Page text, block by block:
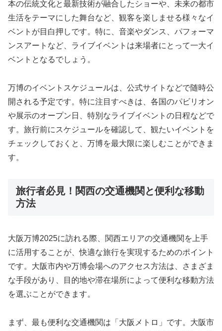
本の伝統文化と最新技術が融合したショーや、未来の都市
生活をテーマにした舞台など、観客を楽しませる様々なイ
ベントが目白押しです。特に、音楽やダンス、パフォーマ
ンスアートなど、ライブイベントは来場者にとって一大イ
ベントとなるでしょう。
万博のイベントスケジュールは、公式サイトなどで随時公
開される予定です。特に注目すべきは、各国のパビリオン
や展示のオープン日、特別なライブイベントの日程などで
す。旅行前にスケジュールを確認して、観たいイベントを
チェックしておくと、万博を最大限に楽しむことができま
す。
旅行者必見！関西の交通機関と便利な移動
方法
大阪万博2025に訪れる際、関西エリアの交通機関を上手
に活用することが、快適な旅行を実現するためのポイント
です。大阪市内や万博会場へのアクセス方法は、さまざま
な手段があり、目的地や滞在場所によって便利な移動方法
を選ぶことができます。
まず、最も便利な交通機関は「大阪メトロ」です。大阪市